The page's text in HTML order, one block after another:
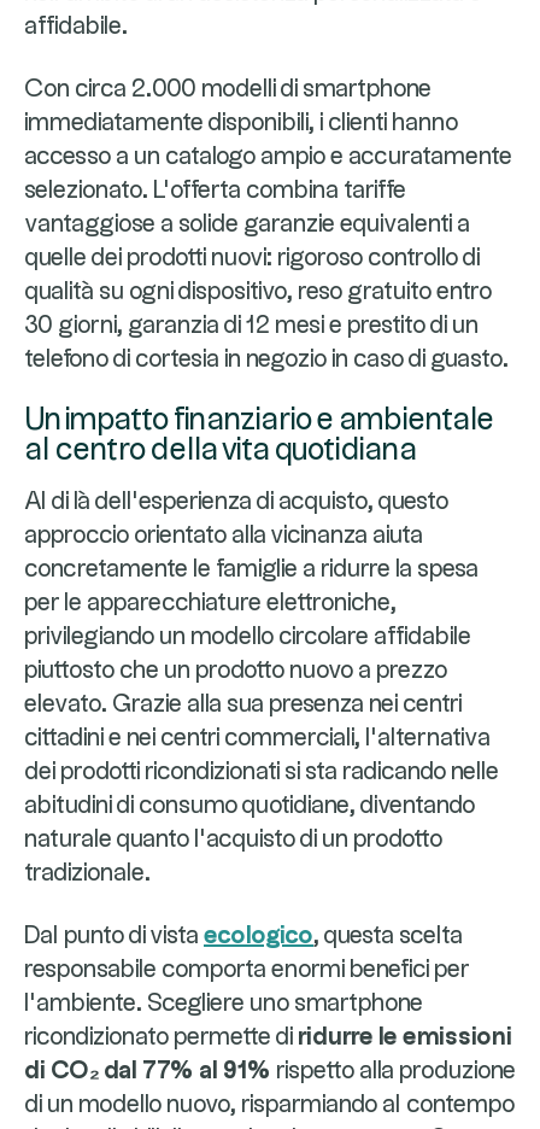
affidabile.
Con circa 2.000 modelli di smartphone
immediatamente disponibili, i clienti hanno
accesso a un catalogo ampio e accuratamente
selezionato. L'offerta combina tariffe
vantaggiose a solide garanzie equivalenti a
quelle dei prodotti nuovi: rigoroso controllo di
qualità su ogni dispositivo, reso gratuito entro
30 giorni, garanzia di 12 mesi e prestito di un
telefono di cortesia in negozio in caso di guasto.
Un impatto finanziario e ambientale
al centro della vita quotidiana
Al di là dell’esperienza di acquisto, questo
approccio orientato alla vicinanza aiuta
concretamente le famiglie a ridurre la spesa
per le apparecchiature elettroniche,
privilegiando un modello circolare affidabile
piuttosto che un prodotto nuovo a prezzo
elevato. Grazie alla sua presenza nei centri
cittadini e nei centri commerciali, l’alternativa
dei prodotti ricondizionati si sta radicando nelle
abitudini di consumo quotidiane, diventando
naturale quanto l’acquisto di un prodotto
tradizionale.
Dal punto di vista ecologico, questa scelta
responsabile comporta enormi benefici per
l’ambiente. Scegliere uno smartphone
ricondizionato permette di ridurre le emissioni
di CO₂ dal 77% al 91% rispetto alla produzione
di un modello nuovo, risparmiando al contempo